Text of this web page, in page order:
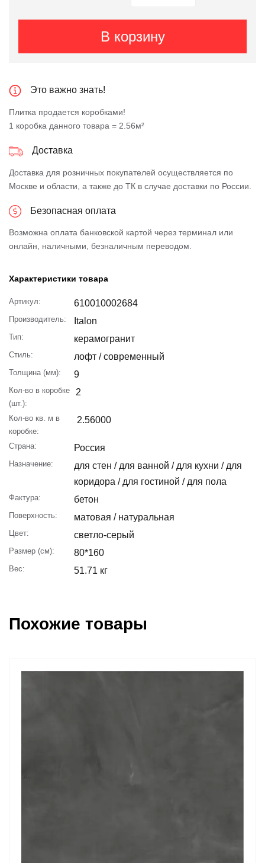
В корзину
Это важно знать!
Плитка продается коробками!
1 коробка данного товара = 2.56м²
Доставка
Доставка для розничных покупателей осуществляется по
Москве и области, а также до ТК в случае доставки по России.
Безопасная оплата
Возможна оплата банковской картой через терминал или
онлайн, наличными, безналичным переводом.
Характеристики товара
Артикул: 610010002684
Производитель: Italon
Тип: керамогранит
Стиль: лофт / современный
Толщина (мм): 9
Кол-во в коробке
(шт.):
2
Кол-во кв. м в
коробке:
2.56000
Страна: Россия
Назначение:
для стен / для ванной / для кухни / для
коридора / для гостиной / для пола
Фактура: бетон
Поверхность: матовая / натуральная
Цвет: светло-серый
Размер (см): 80*160
Вес: 51.71 кг
Похожие товары